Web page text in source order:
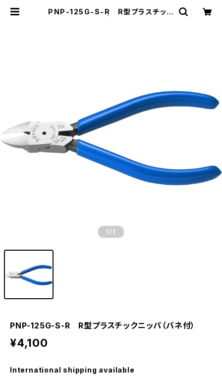
PNP-125G-S-R R型プラスチック
1 /1
PNP-125G-S-R R型プラスチックニッパ（バネ付）
¥4,100
International shipping available